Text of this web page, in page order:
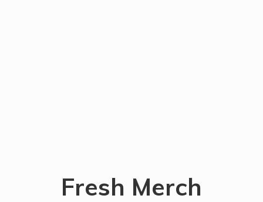
Fresh Merch